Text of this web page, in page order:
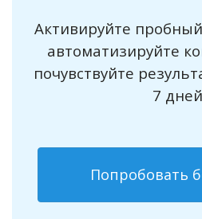
Активируйте
автоматизируйте
почувствуйте
7
Попробовать